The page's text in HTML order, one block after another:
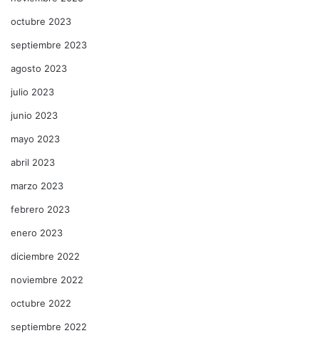
octubre 2023
septiembre 2023
agosto 2023
julio 2023
junio 2023
mayo 2023
abril 2023
marzo 2023
febrero 2023
enero 2023
diciembre 2022
noviembre 2022
octubre 2022
septiembre 2022